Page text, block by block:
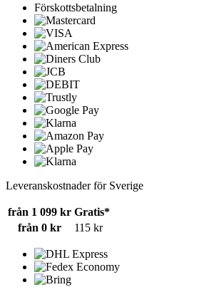
Förskottsbetalning
Leveranskostnader för Sverige
från 1 099 kr Gratis*
från 0 kr
115 kr